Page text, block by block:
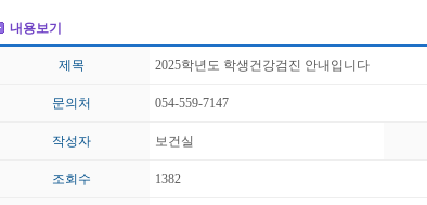
내용보기
제목 2025학년도 학생건강검진 안내입니다
문의처 054-559-7147
작성자 보건실
조회수 1382